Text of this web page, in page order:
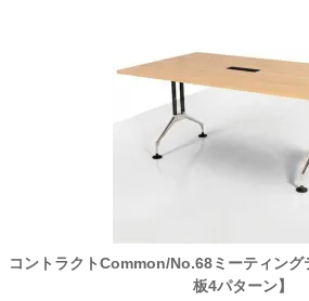
コントラクトCommon/No.68ミーティン
板4パターン】